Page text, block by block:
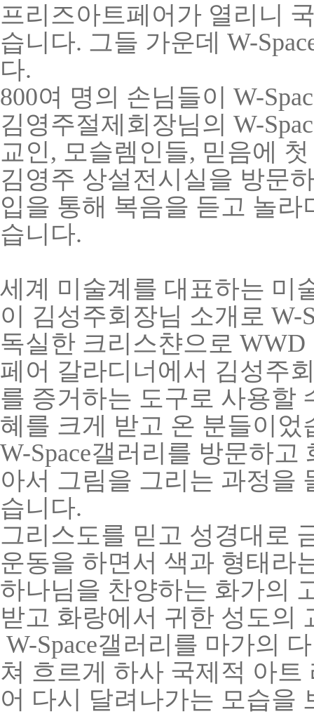
프리즈아트페어가 열리니
습니다. 그들 가운데 W-
다.
800여 명의 손님들이 W-
김영주절제회장님의 W-
교인, 모슬렘인들, 믿음에
김영주 상설전시실을 방문
입을 통해 복음을 듣고 놀
습니다.
세계 미술계를 대표하는 미
이 김성주회장님 소개로 W-
독실한 크리스챤으로
페어 갈라디너에서 김성주
를 증거하는 도구로 사용할
혜를 크게 받고 온 분들이
W-Space갤러리 를 방문하고
아서 그림을 그리는 과정을
습니다.
그리스도를 믿고 성경대로
운동을 하면서 색과 형태라
하나님을 찬양하는 화가의
받고 화랑에서 귀한 성도의
W-Space갤러리 를 마가의
쳐 흐르게 하사 국제적 아
어 다시 달려나가는 모습을